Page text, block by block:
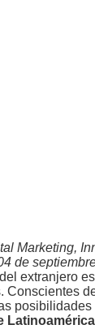
Marketing,
de
extranjero
Conscientes
Latinoamérica